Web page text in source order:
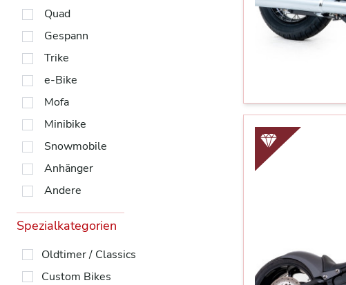
Quad
Gespann
Trike
e-Bike
Mofa
Minibike
Snowmobile
Anhänger
Andere
Spezialkategorien
Oldtimer / Classics
Custom Bikes